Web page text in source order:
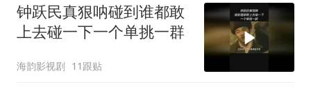
钟跃民真狠呐碰到谁都敢
上去碰一下一个单挑一群
海韵影视剧 11跟贴